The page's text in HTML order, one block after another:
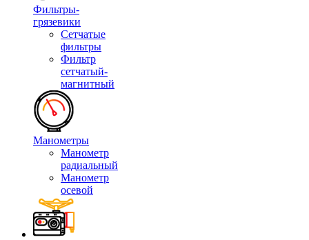
Фильтры-
грязевики
Сетчатые
фильтры
Фильтр
сетчатый-
магнитный
Манометры
Манометр
радиальный
Манометр
осевой